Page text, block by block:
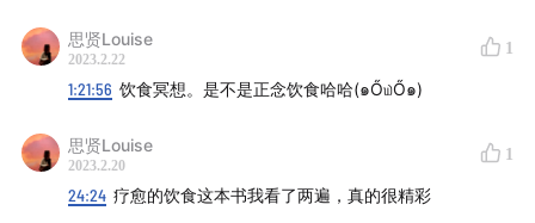
在不断学习各种饮食和健康知识的过程中，我们做得最多
的就是尝试。
体验那些书中的道理、别人的经验，并把它们融会贯通以
后注入我们的生活，成为我们的一部分。
思贤Louise
2023.2.22
1
1:21:56 饮食冥想。是不是正念饮食哈哈(๑Ő௰Ő๑)
思贤Louise
2023.2.20
1
24:24 疗愈的饮食这本书我看了两遍，真的很精彩